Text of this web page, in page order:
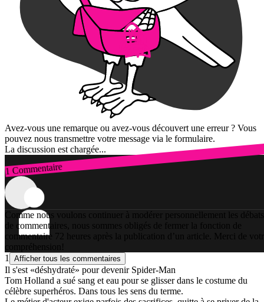
Avez-vous une remarque ou avez-vous découvert une erreur ? Vous
pouvez nous transmettre votre message via le formulaire.
La discussion est chargée...
1 Commentaire
Connexion
Comme nous voulons continuer à modérer personnellement les débats
de commentaires, nous sommes obligés de fermer la fonction de
commentaire 72 heures après la publication d’un article. Merci de
compréhension!
1
Afficher tous les commentaires
Il s'est «déshydraté» pour devenir Spider-Man
Tom Holland a sué sang et eau pour se glisser dans le costume du
célèbre superhéros. Dans tous les sens du terme.